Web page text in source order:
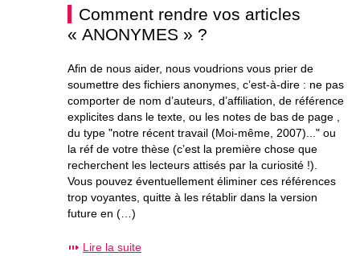
Comment rendre vos articles
« ANONYMES » ?
Afin de nous aider, nous voudrions vous prier de
soumettre des fichiers anonymes, c’est-à-dire : ne pas
comporter de nom d’auteurs, d’affiliation, de référence
explicites dans le texte, ou les notes de bas de page ,
du type "notre récent travail (Moi-même, 2007)..." ou
la réf de votre thèse (c’est la première chose que
recherchent les lecteurs attisés par la curiosité !).
Vous pouvez éventuellement éliminer ces références
trop voyantes, quitte à les rétablir dans la version
future en (…)
Lire la suite